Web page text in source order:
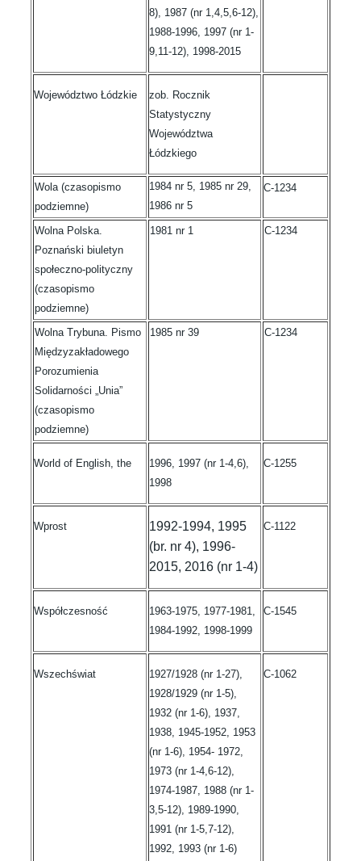
8), 1987 (nr 1,4,5,6-12),
1988-1996, 1997 (nr 1-
9,11-12), 1998-2015
Województwo Łódzkie
zob. Rocznik
Statystyczny
Województwa
Łódzkiego
Wola (czasopismo
podziemne)
1984 nr 5, 1985 nr 29,
1986 nr 5
C-1234
Wolna Polska.
Poznański biuletyn
społeczno-polityczny
(czasopismo
podziemne)
1981 nr 1 C-1234
Wolna Trybuna. Pismo
Międzyzakładowego
Porozumienia
Solidarności „Unia”
(czasopismo
podziemne)
1985 nr 39 C-1234
World of English, the
1996, 1997 (nr 1-4,6),
1998
C-1255
Wprost
1992-1994, 1995
(br. nr 4), 1996-
2015, 2016 (nr 1-4)
C-1122
Współczesność
1963-1975, 1977-1981,
1984-1992, 1998-1999
C-1545
Wszechświat
1927/1928 (nr 1-27),
1928/1929 (nr 1-5),
1932 (nr 1-6), 1937,
1938, 1945-1952, 1953
(nr 1-6), 1954- 1972,
1973 (nr 1-4,6-12),
1974-1987, 1988 (nr 1-
3,5-12), 1989-1990,
1991 (nr 1-5,7-12),
1992, 1993 (nr 1-6)
C-1062